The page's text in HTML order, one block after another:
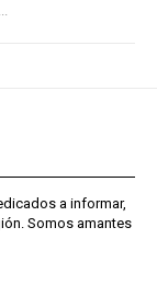
a informar,
Somos amantes